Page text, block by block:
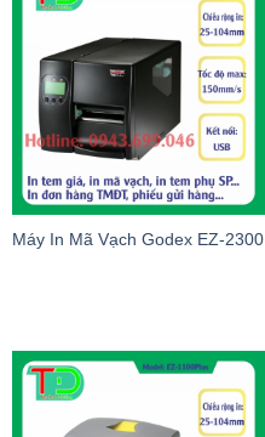
Máy In Mã Vạch Godex EZ-2300